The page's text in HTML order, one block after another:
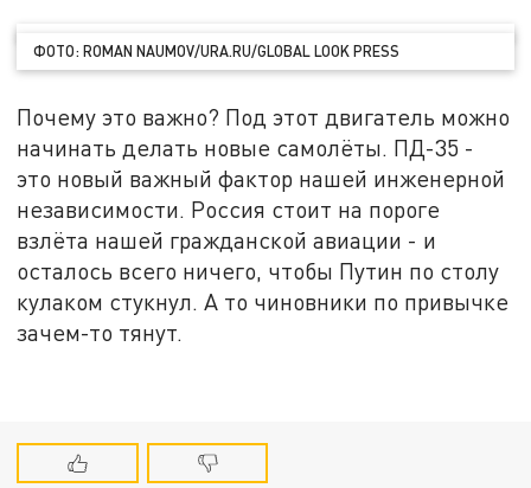
ФОТО: ROMAN NAUMOV/URA.RU/GLOBAL LOOK PRESS
Почему это важно? Под этот двигатель можно
начинать делать новые самолёты. ПД-35 -
это новый важный фактор нашей инженерной
независимости. Россия стоит на пороге
взлёта нашей гражданской авиации - и
осталось всего ничего, чтобы Путин по столу
кулаком стукнул. А то чиновники по привычке
зачем-то тянут.